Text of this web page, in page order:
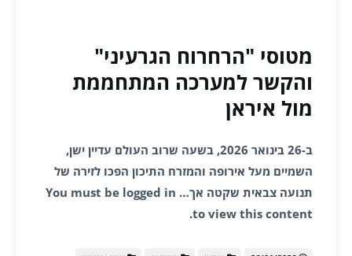
מטוסי "הרחרוח הגרעיני"
והקשר למערכה המתחממת
מול איראן
ב-26 בינואר 2026, בשעה שרוב העולם עדיין ישן,
השמיים מעל אירופה והמזרח התיכון הפכו לזירה של
תנועה צבאית שקטה אך… You must be logged in
to view this content.